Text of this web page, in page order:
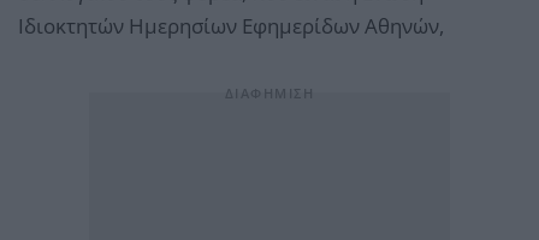
Ιδιοκτητών Ημερησίων Εφημερίδων Αθηνών,